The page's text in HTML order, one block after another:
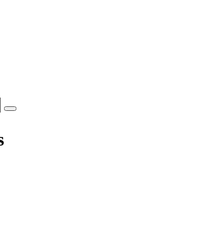
Căutare